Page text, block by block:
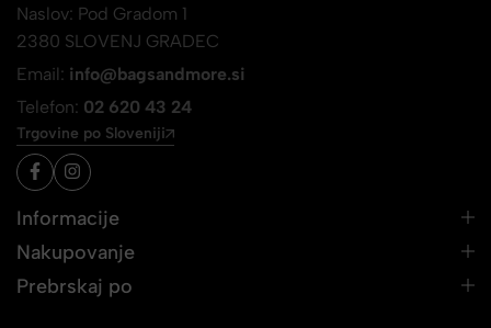
Naslov: Pod Gradom 1
2380 SLOVENJ GRADEC
Email: info@bagsandmore.si
Telefon: 02 620 43 24
Trgovine po Sloveniji
Informacije
Nakupovanje
Prebrskaj po